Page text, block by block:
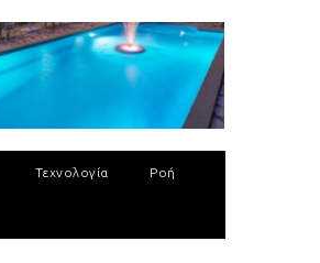
Τεχνολογία Ροή